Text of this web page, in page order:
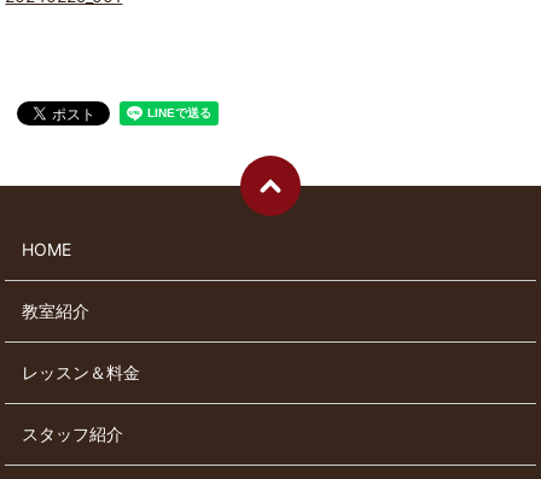
HOME
教室紹介
レッスン＆料金
スタッフ紹介